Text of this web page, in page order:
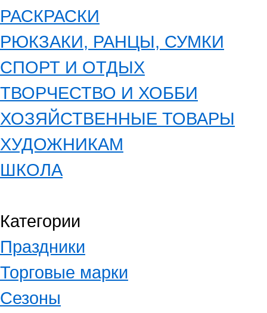
РАСКРАСКИ
РЮКЗАКИ, РАНЦЫ, СУМКИ
СПОРТ И ОТДЫХ
ТВОРЧЕСТВО И ХОББИ
ХОЗЯЙСТВЕННЫЕ ТОВАРЫ
ХУДОЖНИКАМ
ШКОЛА
Категории
Праздники
Торговые марки
Сезоны